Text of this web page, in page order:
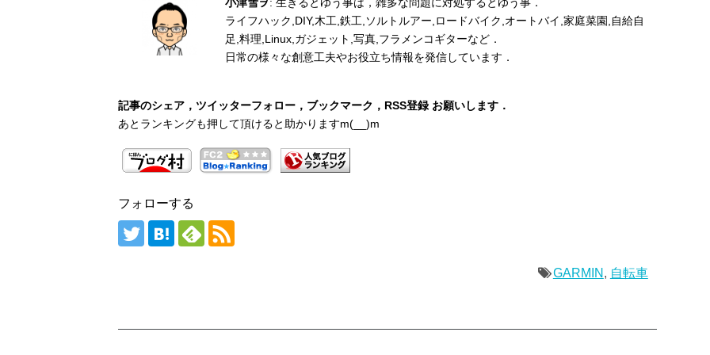
小津雪ヲ: 生きるとゆう事は，雑多な問題に対処するとゆう事．
ライフハック,DIY,木工,鉄工,ソルトルアー,ロードバイク,オートバイ,家庭菜園,自給自
足,料理,Linux,ガジェット,写真,フラメンコギターなど．
日常の様々な創意工夫やお役立ち情報を発信しています．
記事のシェア，ツイッターフォロー，ブックマーク，RSS登録 お願いします．
あとランキングも押して頂けると助かりますm(__)m
フォローする
GARMIN , 自転車